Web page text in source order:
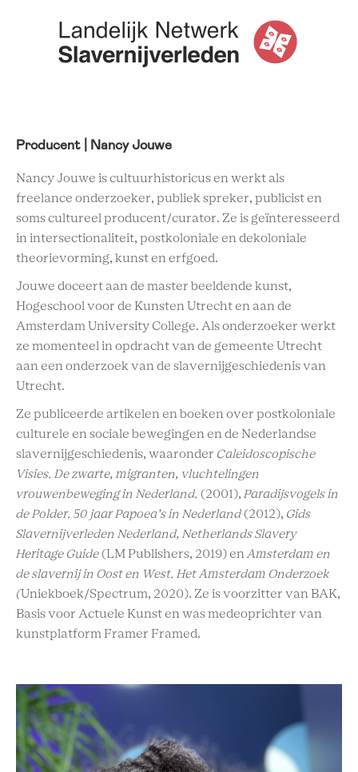
Producent | Nancy Jouwe
Nancy Jouwe is cultuurhistoricus en werkt als
freelance onderzoeker, publiek spreker, publicist en
soms cultureel producent/curator. Ze is geïnteresseerd
in intersectionaliteit, postkoloniale en dekoloniale
theorievorming, kunst en erfgoed.
Jouwe doceert aan de master beeldende kunst,
Hogeschool voor de Kunsten Utrecht en aan de
Amsterdam University College. Als onderzoeker werkt
ze momenteel in opdracht van de gemeente Utrecht
aan een onderzoek van de slavernijgeschiedenis van
Utrecht.
Ze publiceerde artikelen en boeken over postkoloniale
culturele en sociale bewegingen en de Nederlandse
slavernijgeschiedenis, waaronder Caleidoscopische
Visies. De zwarte, migranten, vluchtelingen
vrouwenbeweging in Nederland. (2001), Paradijsvogels in
de Polder. 50 jaar Papoea’s in Nederland (2012), Gids
Slavernijverleden Nederland, Netherlands Slavery
Heritage Guide (LM Publishers, 2019) en Amsterdam en
de slavernij in Oost en West. Het Amsterdam Onderzoek
(Uniekboek/Spectrum, 2020). Ze is voorzitter van BAK,
Basis voor Actuele Kunst en was medeoprichter van
kunstplatform Framer Framed.